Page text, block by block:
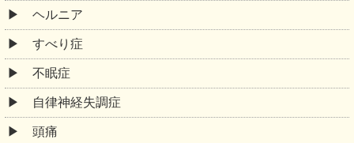
ヘルニア
すべり症
不眠症
自律神経失調症
頭痛